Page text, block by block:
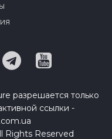
разрешается только
ссылки -
Rights Reserved